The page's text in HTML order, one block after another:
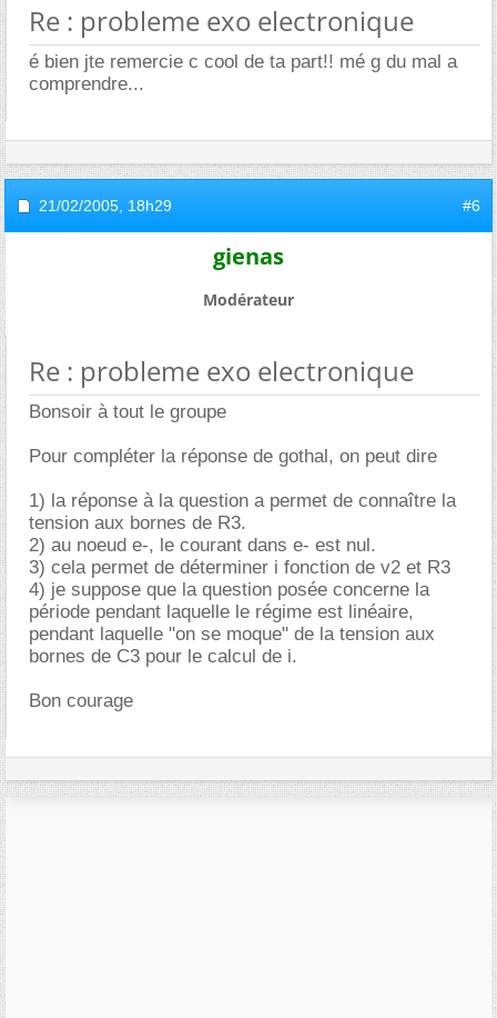
Re : probleme exo electronique
é bien jte remercie c cool de ta part!! mé g du mal a
comprendre...
21/02/2005, 18h29 #6
gienas
Modérateur
Re : probleme exo electronique
Bonsoir à tout le groupe
Pour compléter la réponse de gothal, on peut dire
1) la réponse à la question a permet de connaître la
tension aux bornes de R3.
2) au noeud e-, le courant dans e- est nul.
3) cela permet de déterminer i fonction de v2 et R3
4) je suppose que la question posée concerne la
période pendant laquelle le régime est linéaire,
pendant laquelle "on se moque" de la tension aux
bornes de C3 pour le calcul de i.
Bon courage